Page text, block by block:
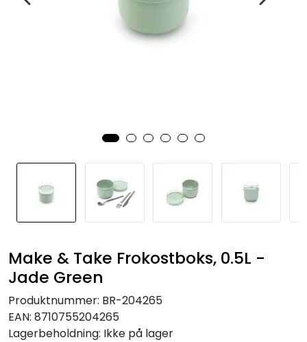
Make & Take Frokostboks, 0.5L -
Jade Green
Produktnummer: BR-204265
EAN: 8710755204265
Lagerbeholdning: Ikke på lager